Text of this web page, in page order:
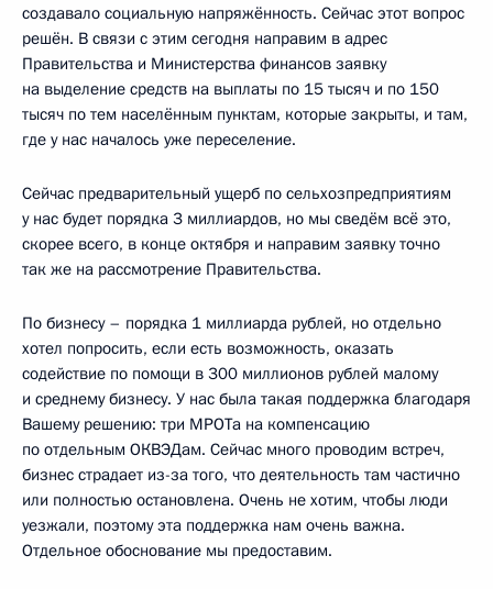
создавало социальную напряжённость. Сейчас этот вопрос
решён. В связи с этим сегодня направим в адрес
Правительства и Министерства финансов заявку
на выделение средств на выплаты по 15 тысяч и по 150
тысяч по тем населённым пунктам, которые закрыты, и там,
где у нас началось уже переселение.
Сейчас предварительный ущерб по сельхозпредприятиям
у нас будет порядка 3 миллиардов, но мы сведём всё это,
скорее всего, в конце октября и направим заявку точно
так же на рассмотрение Правительства.
По бизнесу – порядка 1 миллиарда рублей, но отдельно
хотел попросить, если есть возможность, оказать
содействие по помощи в 300 миллионов рублей малому
и среднему бизнесу. У нас была такая поддержка благодаря
Вашему решению: три МРОТа на компенсацию
по отдельным ОКВЭДам. Сейчас много проводим встреч,
бизнес страдает из-за того, что деятельность там частично
или полностью остановлена. Очень не хотим, чтобы люди
уезжали, поэтому эта поддержка нам очень важна.
Отдельное обоснование мы предоставим.